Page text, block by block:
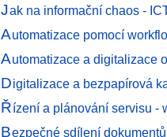
Jak na informační chaos -
Automatizace pomocí
Automatizace a digitalizace
Digitalizace a bezpapírová
Řízení a plánování servisu -
Bezpečné sdílení